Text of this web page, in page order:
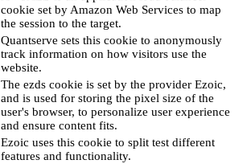
cookie set by Amazon Web Services to map
the session to the target.
Quantserve sets this cookie to anonymously
track information on how visitors use the
website.
The ezds cookie is set by the provider Ezoic,
and is used for storing the pixel size of the
user's browser, to personalize user experience
and ensure content fits.
Ezoic uses this cookie to split test different
features and functionality.